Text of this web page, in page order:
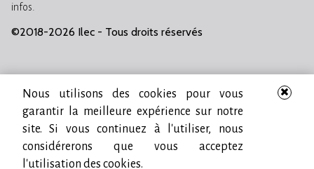
infos.
©2018-2026 Ilec - Tous droits réservés
Nous utilisons des cookies pour vous
garantir la meilleure expérience sur notre
site. Si vous continuez à l'utiliser, nous
considérerons que vous acceptez
l'utilisation des cookies.